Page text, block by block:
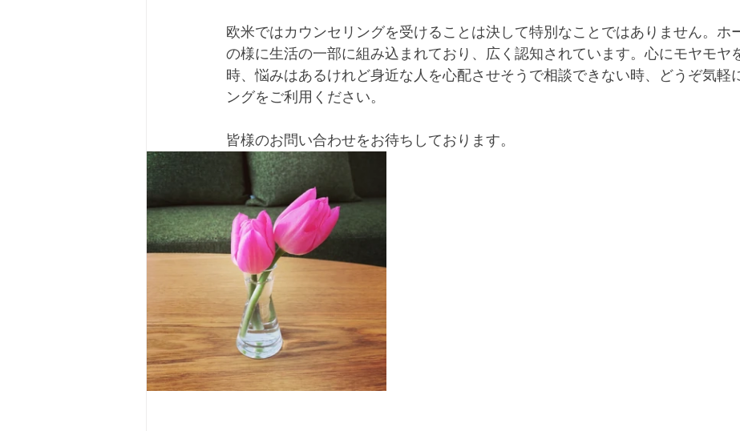
欧米ではカウンセリングを受けることは決して特別なことではありません。ホ
の様に生活の一部に組み込まれており、広く認知されています。心にモヤモヤ
時、悩みはあるけれど身近な人を心配させそうで相談できない時、どうぞ気軽
ングをご利用ください。
皆様のお問い合わせをお待ちしております。